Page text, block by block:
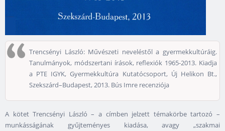
Trencsényi László: Művészeti neveléstől a gyermekkultúráig.
Tanulmányok, módszertani írások, reflexiók 1965-2013. Kiadja
a PTE IGYK, Gyermekkultúra Kutatócsoport, Új Helikon Bt.,
Szekszárd–Budapest, 2013. Bús Imre recenziója
A kötet Trencsényi László – a címben jelzett témakörbe tartozó –
munkásságának gyűjteményes kiadása, avagy „szakmai